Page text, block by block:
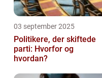
03 september 2025
Politikere, der skiftede
parti: Hvorfor og
hvordan?